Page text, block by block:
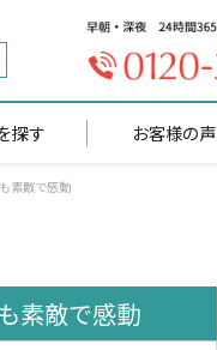
探す お客様の声
素敵で感動
素敵で感動